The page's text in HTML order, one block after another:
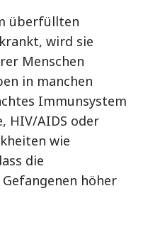
überfüllten
wird sie
Menschen
in manchen
Immunsystem
HIV/AIDS oder
wie
die
höher